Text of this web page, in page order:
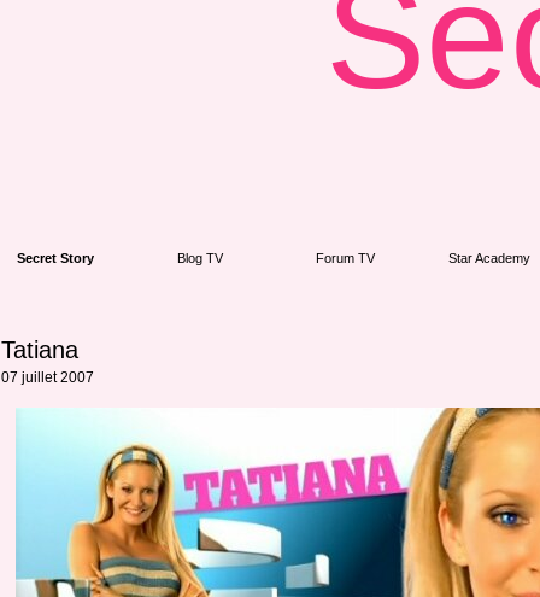
Secret Story Blog TV Forum TV Star Academy
Tatiana
07 juillet 2007